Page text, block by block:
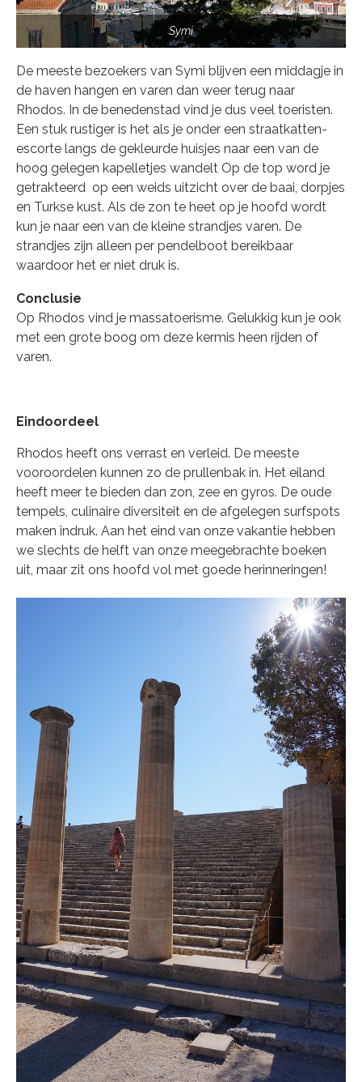
Symi
De meeste bezoekers van Symi blijven een middagje in
de haven hangen en varen dan weer terug naar
Rhodos. In de benedenstad vind je dus veel toeristen.
Een stuk rustiger is het als je onder een straatkatten-
escorte langs de gekleurde huisjes naar een van de
hoog gelegen kapelletjes wandelt Op de top word je
getrakteerd op een weids uitzicht over de baai, dorpjes
en Turkse kust. Als de zon te heet op je hoofd wordt
kun je naar een van de kleine strandjes varen. De
strandjes zijn alleen per pendelboot bereikbaar
waardoor het er niet druk is.
Conclusie
Op Rhodos vind je massatoerisme. Gelukkig kun je ook
met een grote boog om deze kermis heen rijden of
varen.
Eindoordeel
Rhodos heeft ons verrast en verleid. De meeste
vooroordelen kunnen zo de prullenbak in. Het eiland
heeft meer te bieden dan zon, zee en gyros. De oude
tempels, culinaire diversiteit en de afgelegen surfspots
maken indruk. Aan het eind van onze vakantie hebben
we slechts de helft van onze meegebrachte boeken
uit, maar zit ons hoofd vol met goede herinneringen!